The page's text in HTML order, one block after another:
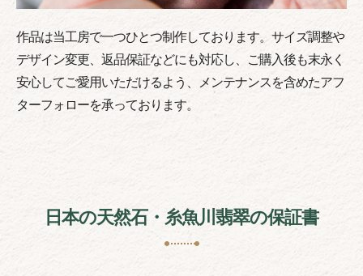
作品は当工房で一つひとつ制作しております。サイズ調整や
デザイン変更、返品保証などにも対応し、ご購入後も末永く
安心してご愛用いただけるよう、メンテナンスを含めたアフ
ターフォローを承っております。
日本の天然石・糸魚川翡翠の保証書